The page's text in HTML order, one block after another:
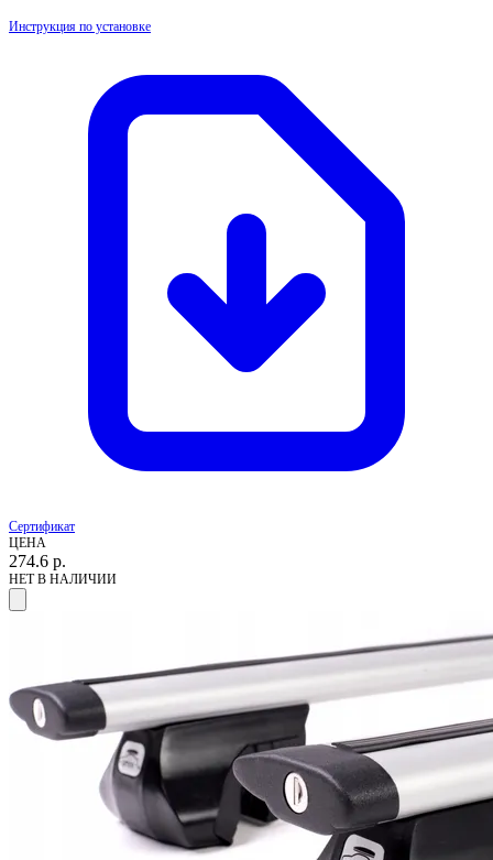
Инструкция по установке
Сертификат
ЦЕНА
274.6 р.
НЕТ В НАЛИЧИИ